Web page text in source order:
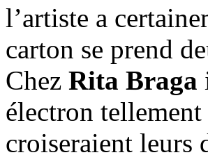
l’artiste a
carton se prend
Chez Rita Braga
électron
croiseraient leurs